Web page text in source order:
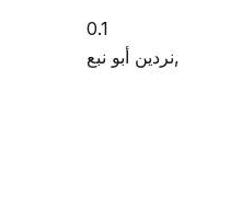
0.1
نردين أبو نبع,